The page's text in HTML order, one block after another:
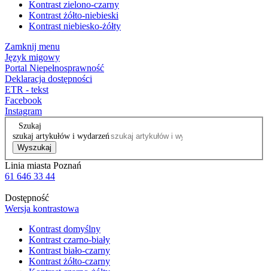
Kontrast zielono-czarny
Kontrast żółto-niebieski
Kontrast niebiesko-żółty
Zamknij menu
Język migowy
Portal Niepełnosprawność
Deklaracja dostępności
ETR - tekst
Facebook
Instagram
Szukaj
szukaj artykułów i wydarzeń
Wyszukaj
Linia miasta Poznań
61 646 33 44
Dostępność
Wersja kontrastowa
Kontrast domyślny
Kontrast czarno-biały
Kontrast biało-czarny
Kontrast żółto-czarny